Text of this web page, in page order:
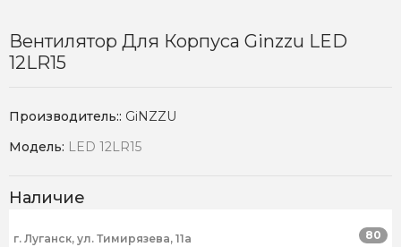
Вентилятор Для Корпуса Ginzzu LED
12LR15
Производитель:: GiNZZU
Модель: LED 12LR15
Наличие
г. Луганск, ул. Тимирязева, 11а 80